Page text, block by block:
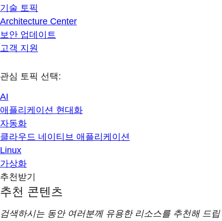
기술 토픽
Architecture Center
보안 업데이트
고객 지원
관심 토픽 선택:
AI
애플리케이션 현대화
자동화
클라우드 네이티브 애플리케이션
Linux
가상화
추천받기
추천 콘텐츠
검색하시는 동안 여러분께 유용한 리소스를 추천해 드립